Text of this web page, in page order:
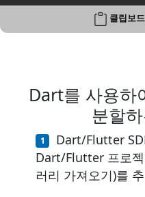
클립보
Dart를 사용하
분할
Dart/Flutter
Dart/Flutter 프로
러리 가져오기)를